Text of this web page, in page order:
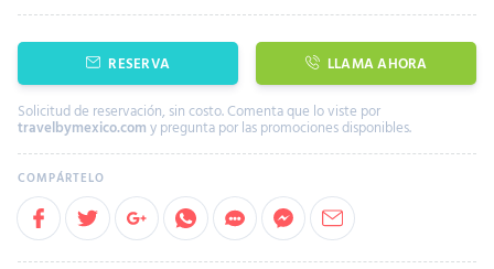
RESERVA LLAMA AHORA
Solicitud de reservación, sin costo. Comenta que lo viste por
travelbymexico.com y pregunta por las promociones disponibles.